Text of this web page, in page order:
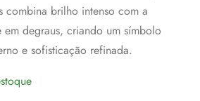
combina brilho intenso com a
degraus, criando um símbolo
e sofisticação refinada.